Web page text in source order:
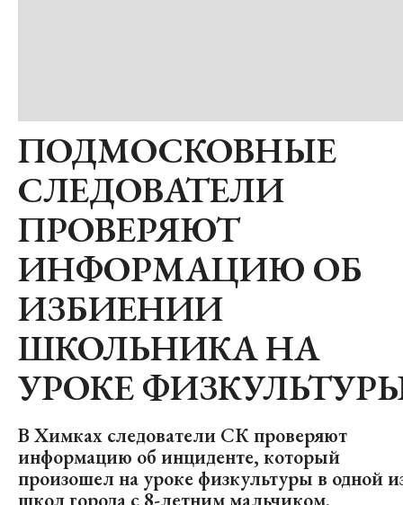
ПОДМОСКОВНЫЕ
СЛЕДОВАТЕЛИ
ПРОВЕРЯЮТ
ИНФОРМАЦИЮ ОБ
ИЗБИЕНИИ
ШКОЛЬНИКА НА
УРОКЕ
В Химках следователи СК проверяют
информацию об инциденте, который
произошел на уроке физкультуры в одной